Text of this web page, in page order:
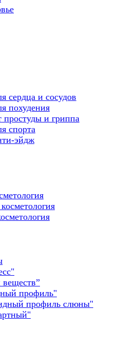
сердца и сосудов
похудения
и гриппа
спорта
эйдж
профиль"
профиль слюны"